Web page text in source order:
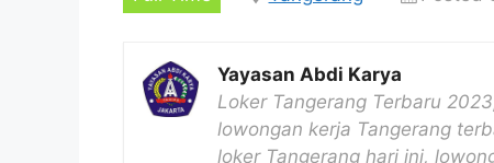
Yayasan Abdi Karya
Loker Tangerang Terbaru
lowongan kerja Tangerang
loker Tangerang hari ini,